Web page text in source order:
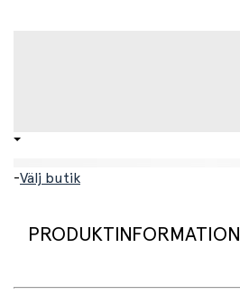
-Välj butik
PRODUKTINFORMATION